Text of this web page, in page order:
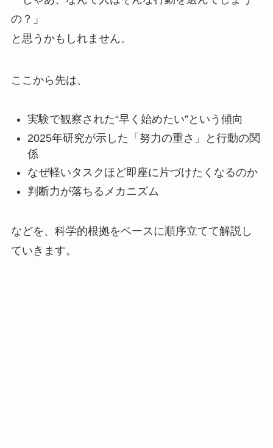
の？」
と思うかもしれません。
ここから先は、
実験で観察された“早く始めたい”という傾向
2025年研究が示した「努力の重さ」と行動の関
係
なぜ軽いタスクほど即座に片づけたくなるのか
判断力が落ちるメカニズム
などを、科学的根拠をベースに順序立てて解説し
ていきます。